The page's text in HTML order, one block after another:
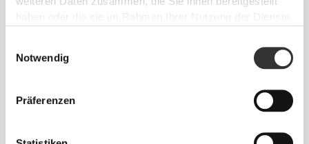
Notwendig
Präferenzen
Absolute Bewegungsfreiheit. Deine bequeme,